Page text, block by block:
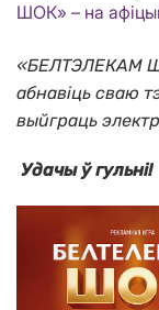
ШОК» – на
«БЕЛТЭЛЕКАМ
абнавіць сваю
выйграць
Удачы ў гульні!